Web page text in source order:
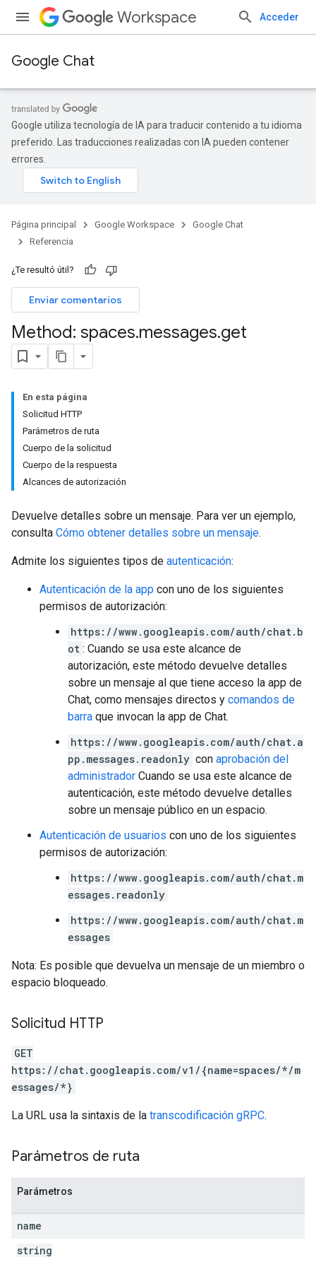
Workspace Acceder
Google Chat
Google utiliza tecnología de IA para traducir contenido a tu idioma
preferido. Las traducciones realizadas con IA pueden contener
errores.
Página principal Google Workspace
Google Chat
Referencia
¿Te resultó útil?
Enviar comentarios
Method: spaces.messages.get
En esta página
Solicitud HTTP
Parámetros de ruta
Cuerpo de la solicitud
Cuerpo de la respuesta
Alcances de autorización
Devuelve detalles sobre un mensaje. Para ver un ejemplo,
consulta Cómo obtener detalles sobre un mensaje.
Admite los siguientes tipos de autenticación:
Autenticación de la app con uno de los siguientes
permisos de autorización:
https://www.googleapis.com/auth/chat.b
ot : Cuando se usa este alcance de
autorización, este método devuelve detalles
sobre un mensaje al que tiene acceso la app de
Chat, como mensajes directos y comandos de
barra que invocan la app de Chat.
https://www.googleapis.com/auth/chat.a
pp.messages.readonly con aprobación del
administrador Cuando se usa este alcance de
autenticación, este método devuelve detalles
sobre un mensaje público en un espacio.
Autenticación de usuarios con uno de los siguientes
permisos de autorización:
https://www.googleapis.com/auth/chat.m
essages.readonly
https://www.googleapis.com/auth/chat.m
essages
Nota: Es posible que devuelva un mensaje de un miembro o
espacio bloqueado.
Solicitud HTTP
GET
https://chat.googleapis.com/v1/{name=spaces/*/m
essages/*}
La URL usa la sintaxis de la transcodificación gRPC.
Parámetros de ruta
Parámetros
name
string